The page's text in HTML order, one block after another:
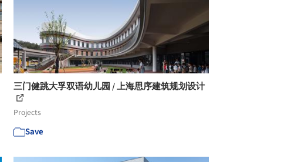
三门健跳大孚双语幼儿园 / 上海思序建筑规划设计
Projects
Save